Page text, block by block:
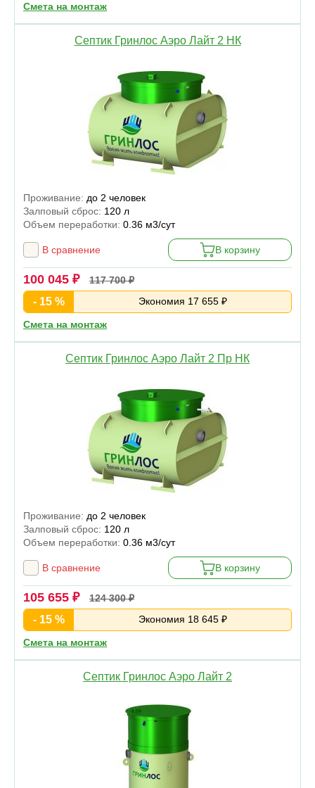
Смета на монтаж
Септик Гринлос Аэро Лайт 2 НК
Проживание: до 2 человек
Залповый сброс: 120 л
Объем переработки: 0.36 м3/сут
В сравнение В корзину
100 045 ₽ 117 700 ₽
- 15 % Экономия 17 655 ₽
Смета на монтаж
Септик Гринлос Аэро Лайт 2 Пр НК
Проживание: до 2 человек
Залповый сброс: 120 л
Объем переработки: 0.36 м3/сут
В сравнение В корзину
105 655 ₽ 124 300 ₽
- 15 % Экономия 18 645 ₽
Смета на монтаж
Септик Гринлос Аэро Лайт 2